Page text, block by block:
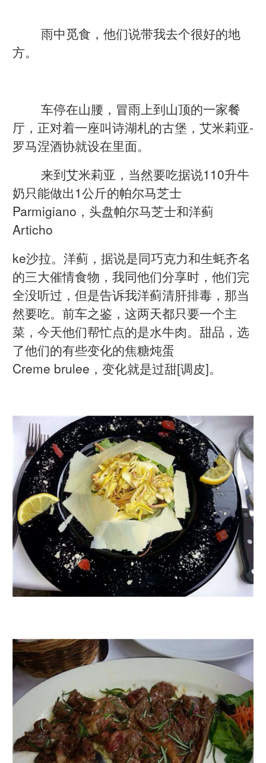
雨中觅食，他们说带我去个很好的地
方。
车停在山腰，冒雨上到山顶的一家餐
厅，正对着一座叫诗湖札的古堡，艾米莉亚-
罗马涅酒协就设在里面。
来到艾米莉亚，当然要吃据说110升牛
奶只能做出1公斤的帕尔马芝士
Parmigiano，头盘帕尔马芝士和洋蓟
Articho
ke沙拉。洋蓟，据说是同巧克力和生蚝齐名
的三大催情食物，我同他们分享时，他们完
全没听过，但是告诉我洋蓟清肝排毒，那当
然要吃。前车之鉴，这两天都只要一个主
菜，今天他们帮忙点的是水牛肉。甜品，选
了他们的有些变化的焦糖炖蛋
Creme brulee，变化就是过甜[调皮]。